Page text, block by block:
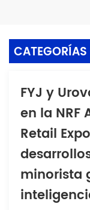
FYJ y
en la NRF
Retail
minorista